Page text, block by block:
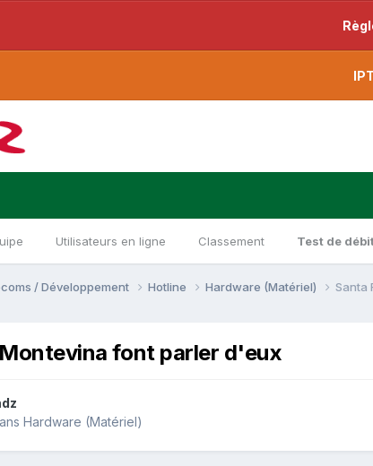
Utilisateurs en ligne Classement Test de
/ Développement Hotline Hardware (Matériel) Santa
font parler d'eux
Hardware (Matériel)